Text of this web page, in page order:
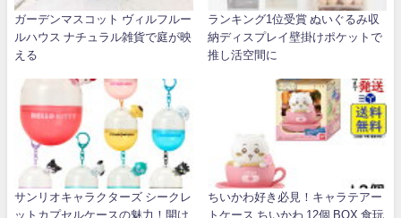
ガーデンマスコット ヴィルフルー
ルハウス ナチュラル雑貨で庭が映
える
ランキング1位受賞 ぬいぐるみ収
納ディスプレイ壁掛けポケットで
推し活空間に
サンリオキャラクターズ シークレ
ットカプセルケースの魅力！開け
ちいかわ好き必見！キャラテアー
トケース ちいかわ 12個 BOX 食玩